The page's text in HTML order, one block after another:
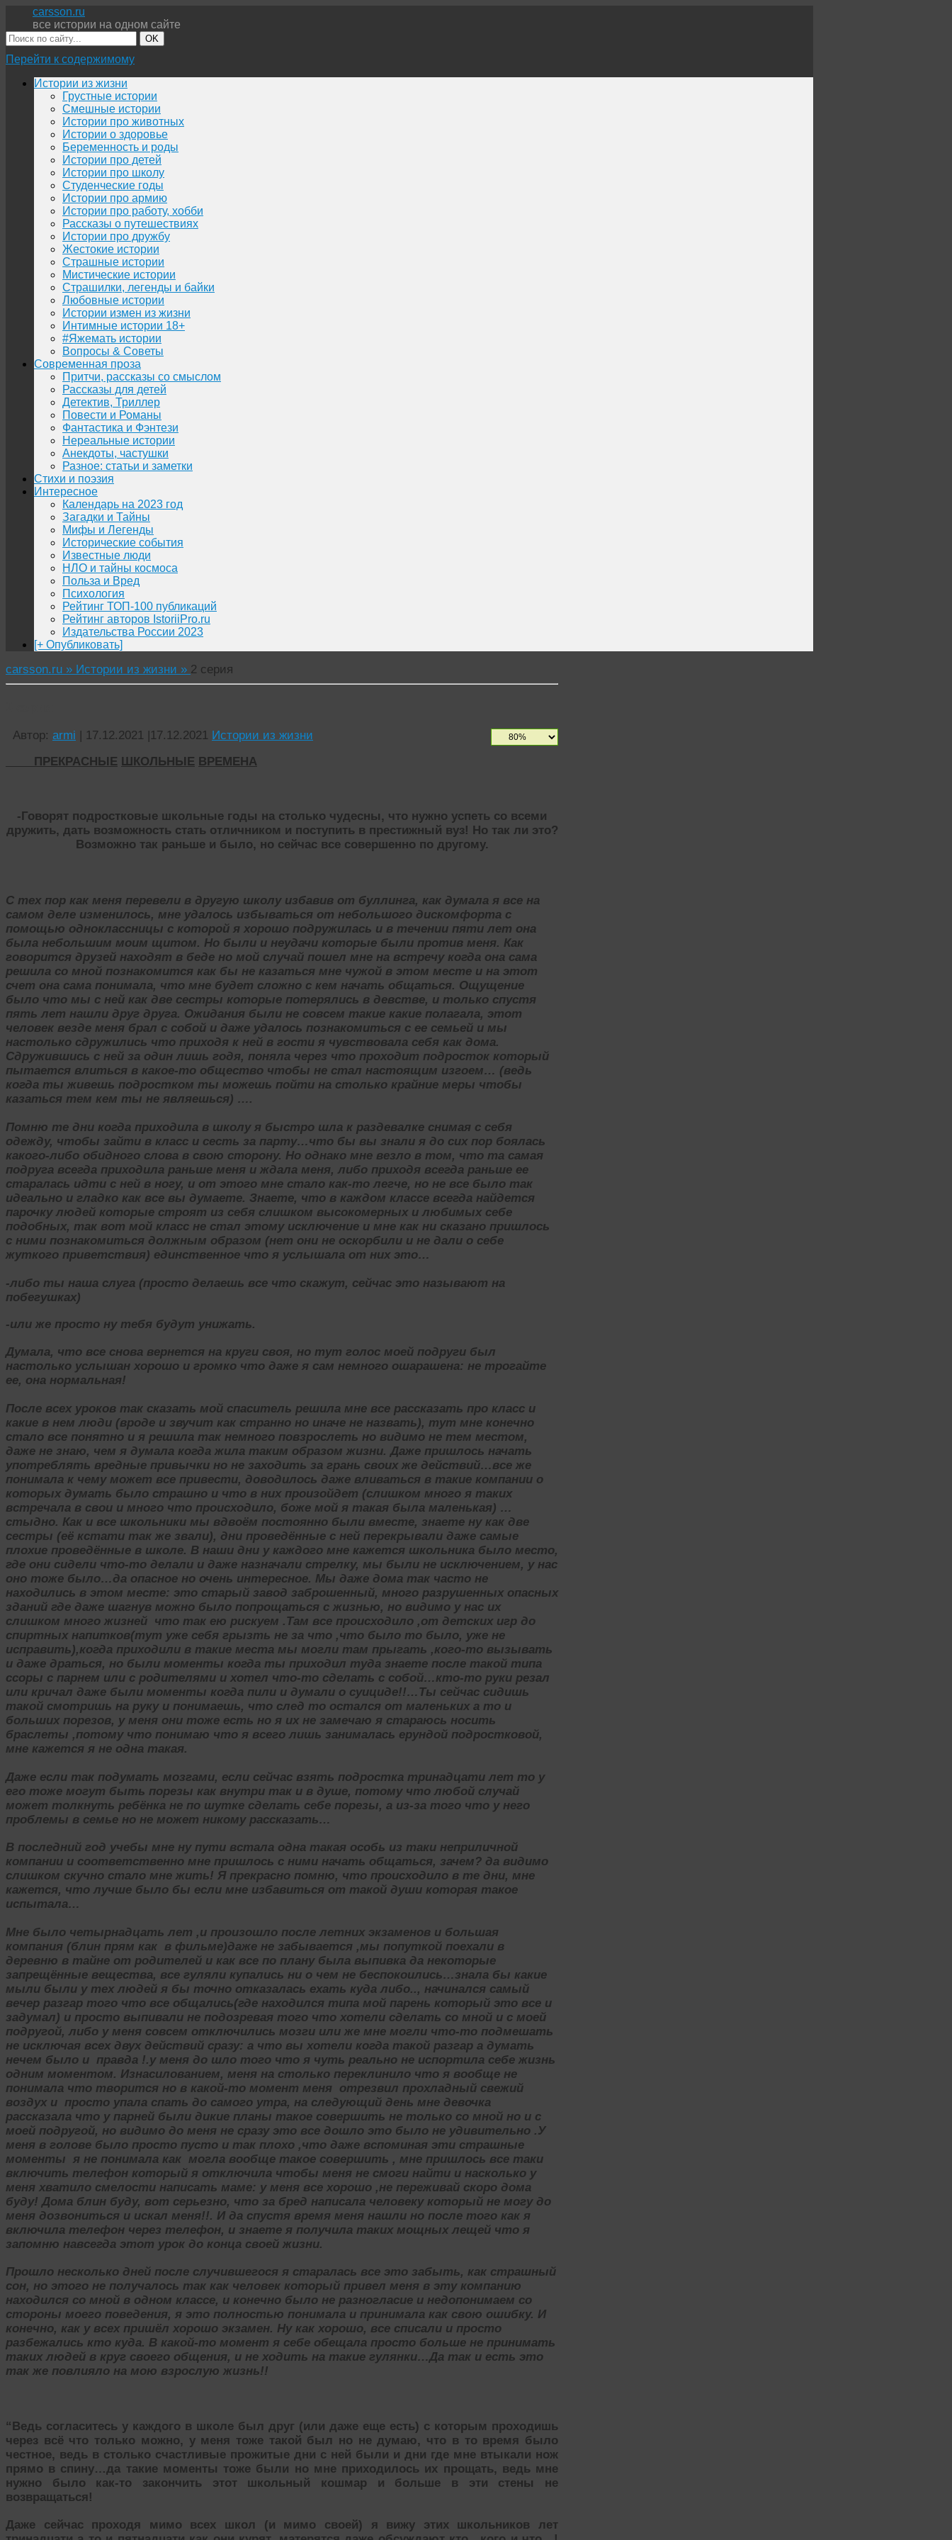
carsson.ru
все истории на одном сайте
OK
Перейти к содержимому
Истории из жизни
Грустные истории
Смешные истории
Истории про животных
Истории о здоровье
Беременность и роды
Истории про детей
Истории про школу
Студенческие годы
Истории про армию
Истории про работу, хобби
Рассказы о путешествиях
Истории про дружбу
Жестокие истории
Страшные истории
Мистические истории
Страшилки, легенды и байки
Любовные истории
Истории измен из жизни
Интимные истории 18+
#Яжемать истории
Вопросы & Советы
Современная проза
Притчи, рассказы со смыслом
Рассказы для детей
Детектив, Триллер
Повести и Романы
Фантастика и Фэнтези
Нереальные истории
Анекдоты, частушки
Разное: статьи и заметки
Стихи и поэзия
Интересное
Календарь на 2023 год
Загадки и Тайны
Мифы и Легенды
Исторические события
Известные люди
НЛО и тайны космоса
Польза и Вред
Психология
Рейтинг ТОП-100 публикаций
Рейтинг авторов IstoriiPro.ru
Издательства России 2023
[+ Опубликовать]
carsson.ru » Истории из жизни » 2 серия
Автор: armi | 17.12.2021 |17.12.2021 Истории из жизни
ПРЕКРАСНЫЕ ШКОЛЬНЫЕ ВРЕМЕНА
-Говорят подростковые школьные годы на столько чудесны, что нужно успеть со всеми
дружить, дать возможность стать отличником и поступить в престижный вуз! Но так ли это?
Возможно так раньше и было, но сейчас все совершенно по другому.
С тех пор как меня перевели в другую школу избавив от буллинга, как думала я все на
самом деле изменилось, мне удалось избываться от небольшого дискомфорта с
помощью одноклассницы с которой я хорошо подружилась и в течении пяти лет она
была небольшим моим щитом. Но были и неудачи которые были против меня. Как
говорится друзей находят в беде но мой случай пошел мне на встречу когда она сама
решила со мной познакомится как бы не казаться мне чужой в этом месте и на этот
счет она сама понимала, что мне будет сложно с кем начать общаться. Ощущение
было что мы с ней как две сестры которые потерялись в девстве, и только спустя
пять лет нашли друг друга. Ожидания были не совсем такие какие полагала, этот
человек везде меня брал с собой и даже удалось познакомиться с ее семьей и мы
настолько сдружились что приходя к ней в гости я чувствовала себя как дома.
Сдружившись с ней за один лишь годя, поняла через что проходит подросток который
пытается влиться в какое-то общество чтобы не стал настоящим изгоем… (ведь
когда ты живешь подростком ты можешь пойти на столько крайние меры чтобы
казаться тем кем ты не являешься) ….
Помню те дни когда приходила в школу я быстро шла к раздевалке снимая с себя
одежду, чтобы зайти в класс и сесть за парту…что бы вы знали я до сих пор боялась
какого-либо обидного слова в свою сторону. Но однако мне везло в том, что та самая
подруга всегда приходила раньше меня и ждала меня, либо приходя всегда раньше ее
старалась идти с ней в ногу, и от этого мне стало как-то легче, но не все было так
идеально и гладко как все вы думаете. Знаете, что в каждом классе всегда найдется
парочку людей которые строят из себя слишком высокомерных и любимых себе
подобных, так вот мой класс не стал этому исключение и мне как ни сказано пришлось
с ними познакомиться должным образом (нет они не оскорбили и не дали о себе
жуткого приветствия) единственное что я услышала от них это…
-либо ты наша слуга (просто делаешь все что скажут, сейчас это называют на
побегушках)
-или же просто ну тебя будут унижать.
Думала, что все снова вернется на круги своя, но тут голос моей подруги был
настолько услышан хорошо и громко что даже я сам немного ошарашена: не трогайте
ее, она нормальная!
После всех уроков так сказать мой спаситель решила мне все рассказать про класс и
какие в нем люди (вроде и звучит как странно но иначе не назвать), тут мне конечно
стало все понятно и я решила так немного повзрослеть но видимо не тем местом,
даже не знаю, чем я думала когда жила таким образом жизни. Даже пришлось начать
употреблять вредные привычки но не заходить за грань своих же действий…все же
понимала к чему может все привести, доводилось даже вливаться в такие компании о
которых думать было страшно и что в них произойдет (слишком много я таких
встречала в свои и много что происходило, боже мой я такая была маленькая) …
стыдно. Как и все школьники мы вдвоём постоянно были вместе, знаете ну как две
сестры (её кстати так же звали), дни проведённые с ней перекрывали даже самые
плохие проведённые в школе. В наши дни у каждого мне кажется школьника было место,
где они сидели что-то делали и даже назначали стрелку, мы были не исключением, у нас
оно тоже было…да опасное но очень интересное. Мы даже дома так часто не
находились в этом месте: это старый завод заброшенный, много разрушенных опасных
зданий где даже шагнув можно было попрощаться с жизнью, но видимо у нас их
слишком много жизней что так ею рискуем .Там все происходило ,от детских игр до
спиртных напитков(тут уже себя грызть не за что ,что было то было, уже не
исправить),когда приходили в такие места мы могли там прыгать ,кого-то вызывать
и даже драться, но были моменты когда ты приходил туда знаете после такой типа
ссоры с парнем или с родителями и хотел что-то сделать с собой…кто-то руки резал
или кричал даже были моменты когда пили и думали о суициде!!…Ты сейчас сидишь
такой смотришь на руку и понимаешь, что след то остался от маленьких а то и
больших порезов, у меня они тоже есть но я их не замечаю я стараюсь носить
браслеты ,потому что понимаю что я всего лишь занималась ерундой подростковой,
мне кажется я не одна такая.
Даже если так подумать мозгами, если сейчас взять подростка тринадцати лет то у
его тоже могут быть порезы как внутри так и в душе, потому что любой случай
может толкнуть ребёнка не по шутке сделать себе порезы, а из-за того что у него
проблемы в семье но не может никому рассказать…
В последний год учебы мне ну пути встала одна такая особь из таки неприличной
компании и соответственно мне пришлось с ними начать общаться, зачем? да видимо
слишком скучно стало мне жить! Я прекрасно помню, что происходило в те дни, мне
кажется, что лучше было бы если мне избавиться от такой души которая такое
испытала…
Мне было четырнадцать лет ,и произошло после летних экзаменов и большая
компания (блин прям как в фильме)даже не забывается ,мы попуткой поехали в
деревню в тайне от родителей и как все по плану была выпивка да некоторые
запрещённые вещества, все гуляли купались ни о чем не беспокоились…знала бы какие
мыли были у тех людей я бы точно отказалась ехать куда либо.., начинался самый
вечер разгар того что все общались(где находился типа мой парень который это все и
задумал) и просто выпивали не подозревая того что хотели сделать со мной и с моей
подругой, либо у меня совсем отключились мозги или же мне могли что-то подмешать
не исключая всех двух действий сразу: а что вы хотели когда такой разгар а думать
нечем было и правда !.у меня до шло того что я чуть реально не испортила себе жизнь
одним моментом. Изнасилованием, меня на столько переклинило что я вообще не
понимала что творится но в какой-то момент меня отрезвил прохладный свежий
воздух и просто упала спать до самого утра, на следующий день мне девочка
рассказала что у парней были дикие планы такое совершить не только со мной но и с
моей подругой, но видимо до меня не сразу это все дошло это было не удивительно .У
меня в голове было просто пусто и так плохо ,что даже вспоминая эти страшные
моменты я не понимала как могла вообще такое совершить , мне пришлось все таки
включить телефон который я отключила чтобы меня не смоги найти и насколько у
меня хватило смелости написать маме: у меня все хорошо ,не переживай скоро дома
буду! Дома блин буду, вот серьезно, что за бред написала человеку который не могу до
меня дозвониться и искал меня!!. И да спустя время меня нашли но после того как я
включила телефон через телефон, и знаете я получила таких мощных лещей что я
запомню навсегда этот урок до конца своей жизни.
Прошло несколько дней после случившегося я старалась все это забыть, как страшный
сон, но этого не получалось так как человек который привел меня в эту компанию
находился со мной в одном классе, и конечно было не разногласие и недопонимаем со
стороны моего поведения, я это полностью понимала и принимала как свою ошибку. И
конечно, как у всех пришёл хорошо экзамен. Ну как хорошо, все списали и просто
разбежались кто куда. В какой-то момент я себе обещала просто больше не принимать
таких людей в круг своего общения, и не ходить на такие гулянки…Да так и есть это
так же повлияло на мою взрослую жизнь!!
“Ведь согласитесь у каждого в школе был друг (или даже еще есть) с которым проходишь
через всё что только можно, у меня тоже такой был но не думаю, что в то время было
честное, ведь в столько счастливые прожитые дни с ней были и дни где мне втыкали нож
прямо в спину…да такие моменты тоже были но мне приходилось их прощать, ведь мне
нужно было как-то закончить этот школьный кошмар и больше в эти стены не
возвращаться!
Даже сейчас проходя мимо всех школ (и мимо своей) я вижу этих школьников лет